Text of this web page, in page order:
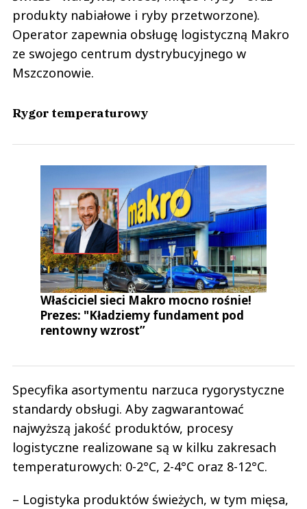
produkty nabiałowe i ryby przetworzone).
Operator zapewnia obsługę logistyczną Makro
ze swojego centrum dystrybucyjnego w
Mszczonowie.
Rygor temperaturowy
Właściciel sieci Makro mocno rośnie!
Prezes: "Kładziemy fundament pod
rentowny wzrost”
Specyfika asortymentu narzuca rygorystyczne
standardy obsługi. Aby zagwarantować
najwyższą jakość produktów, procesy
logistyczne realizowane są w kilku zakresach
temperaturowych: 0-2°C, 2-4°C oraz 8-12°C.
– Logistyka produktów świeżych, w tym mięsa,